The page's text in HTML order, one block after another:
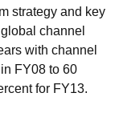
strategy and key
channel
with channel
FY08 to 60
for FY13.